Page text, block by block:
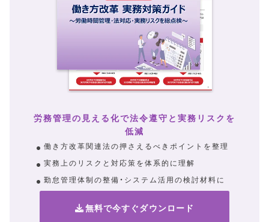
労務管理の見える化で法令遵守と実務リスクを
低減
働き方改革関連法の押さえるべきポイントを整理
実務上のリスクと対応策を体系的に理解
勤怠管理体制の整備・システム活用の検討材料に
無料で今すぐダウンロード